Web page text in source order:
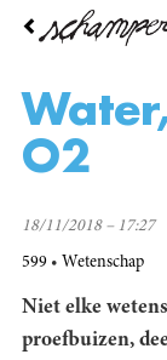
Overslaan
inhoud
gaan
Water, aarde, vuur,
O2
18/11/2018 – 17:27
599 Wetenschap
Niet elke
proefbuizen,